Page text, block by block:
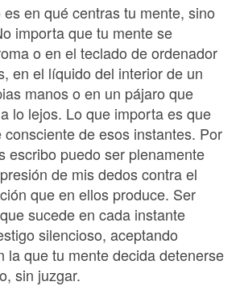
en qué centras tu mente, sino
importa que tu mente se
o en el teclado de ordenador
en el líquido del interior de un
manos o en un pájaro que
lo lejos. Lo que importa es que
de esos instantes. Por
escribo puedo ser plenamente
de mis dedos contra el
que en ellos produce. Ser
sucede en cada instante
silencioso, aceptando
la que tu mente decida detenerse
sin juzgar.